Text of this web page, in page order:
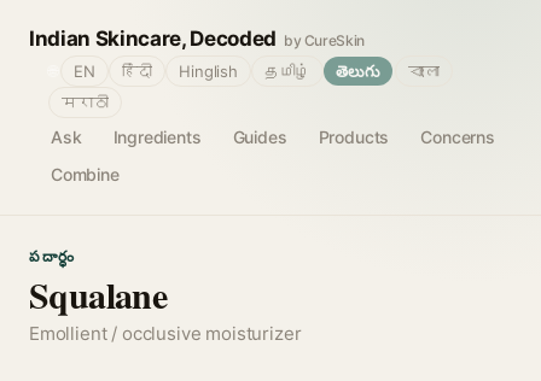
Indian Skincare, Decoded by CureSkin
Ask Ingredients Guides Products
Concerns
Combine
EN हिंदी Hinglish தமிழ் తెలుగు
বাংলা
मराठी
పదార్థం
Squalane
Emollient / occlusive moisturizer